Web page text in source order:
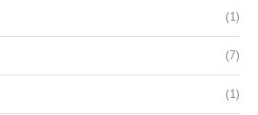
(1)
(7)
(1)